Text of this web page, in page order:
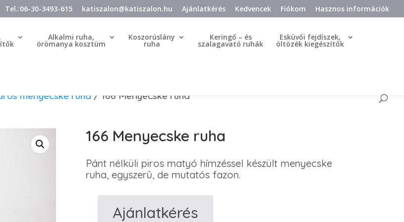
Tel.:06-30-3493-615 katiszalon@katiszalon.hu Ajánlatkérés Kedvencek Fiókom Hasznos információk
Alkalmi ruha,
örömanya kosztüm
Koszorúslány
ruha
Keringő – és
szalagavató ruhák
Esküvői fejdíszek,
öltözék kiegészítők
menyecske ruha/ 166 Menyecske ruha
166 Menyecske ruha
Pánt nélküli piros matyó hímzéssel készült menyecske
ruha, egyszerû, de mutatós fazon.
Ajánlatkérés